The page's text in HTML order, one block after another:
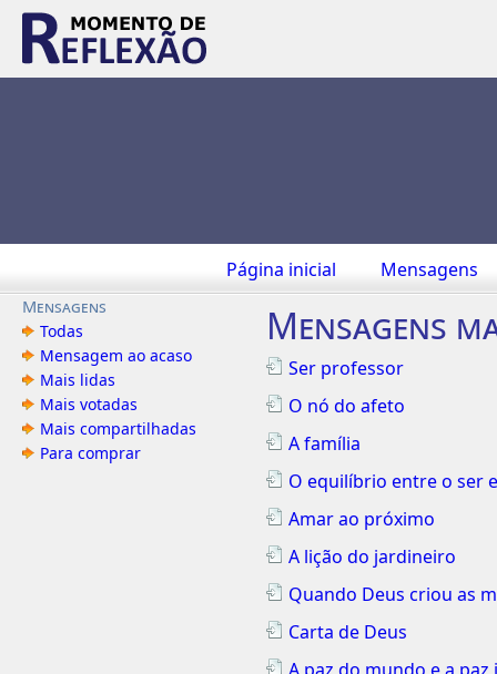
Página inicial Mensagens
Mensagens
Todas
Mensagem ao acaso
Mais lidas
Mais votadas
Mais compartilhadas
Para comprar
Mensagens
Ser professor
O nó do afeto
A família
O equilíbrio entre o ser
Amar ao próximo
A lição do jardineiro
Quando Deus criou as
Carta de Deus